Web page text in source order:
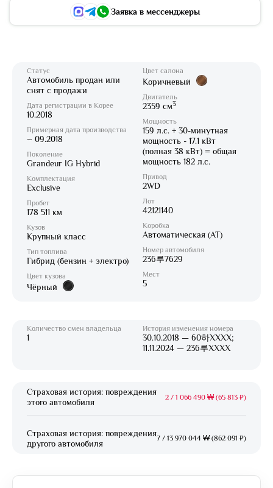
Заявка в мессенджеры
Статус
Автомобиль продан или
снят с продажи
Дата регистрации в Корее
10.2018
Примерная дата производства
~ 09.2018
Поколение
Grandeur IG Hybrid
Комплектация
Exclusive
Пробег
178 511 км
Кузов
Крупный класс
Тип топлива
Гибрид (бензин + электро)
Цвет кузова
Чёрный
Цвет салона
Коричневый
Двигатель
2359 см3
Мощность
159 л.с. + 30-минутная
мощность - 17.1 кВт
(полная 38 кВт) = общая
мощность 182 л.с.
Привод
2WD
Лот
42121140
Коробка
Автоматическая (AT)
Номер автомобиля
236루7629
Мест
5
Количество смен владельца
1
История изменения номера
30.10.2018 — 60하XXXX;
11.11.2024 — 236루XXXX
Страховая история: повреждения
этого автомобиля
2 / 1 066 490 ₩ (65 813 ₽)
Страховая история: повреждения
другого автомобиля
7 / 13 970 044 ₩ (862 091 ₽)